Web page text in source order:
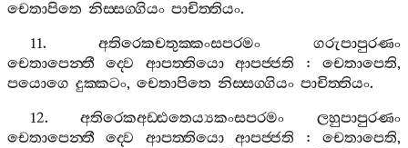
චෙතාපිතෙ නිස‍්සග‍්ගියං පාචිත‍්තියං.
11.අතිරෙකචතුක‍්කංසපරමං
ගරුපාපුරණං
චෙතාපෙන‍්තී
ද‍්වෙ ආපත‍්තියො ආපජ‍්ජති :චෙතාපෙති,
පයොගෙ දුක‍්කටං, චෙතාපිතෙ නිස‍්සග‍්ගියං පාචිත‍්තියං.
12.අතිරෙකඅඩ‍්ඪතෙය්‍යකංසපරමං
ලහුපාපුරණං
චෙතාපෙන‍්තී
ද‍්වෙ ආපත‍්තියො ආපජ‍්ජති :චෙතාපෙති,